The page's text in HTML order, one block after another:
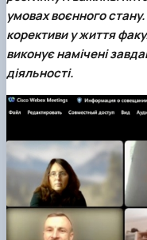
умовах воєнного
корективи у життя
виконує намічені
діяльності.